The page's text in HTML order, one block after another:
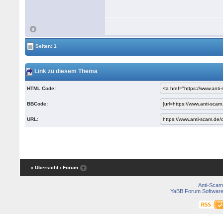
Seiten: 1
Link zu diesem Thema
HTML Code:
BBCode:
URL:
« Übersicht ‹ Forum
Anti-Scam
YaBB Forum Software